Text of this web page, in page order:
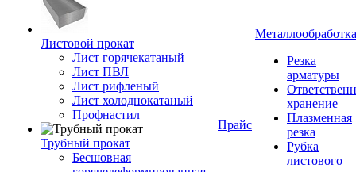
Листовой прокат
Лист горячекатаный
Лист ПВЛ
Лист рифленый
Лист холоднокатаный
Профнастил
Трубный прокат
Бесшовная
Прайс
Металлообработка
Резка
арматуры
хранение
Плазменная
резка
Рубка
листового